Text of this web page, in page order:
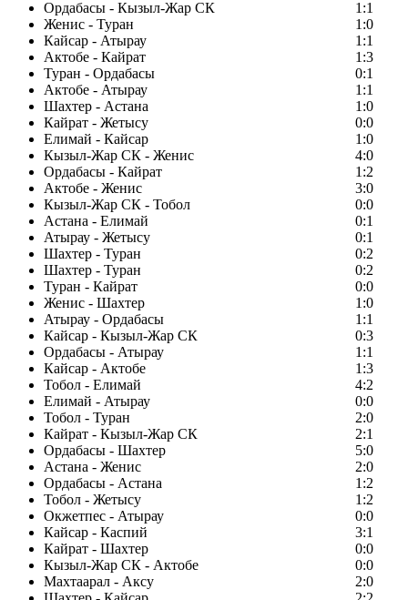
Ордабасы - Кызыл-Жар СК
1:1
Женис - Туран
1:0
Кайсар - Атырау
1:1
Актобе - Кайрат
1:3
Туран - Ордабасы
0:1
Актобе - Атырау
1:1
Шахтер - Астана
1:0
Кайрат - Жетысу
0:0
Елимай - Кайсар
1:0
Кызыл-Жар СК - Женис
4:0
Ордабасы - Кайрат
1:2
Актобе - Женис
3:0
Кызыл-Жар СК - Тобол
0:0
Астана - Елимай
0:1
Атырау - Жетысу
0:1
Шахтер - Туран
0:2
Шахтер - Туран
0:2
Туран - Кайрат
0:0
Женис - Шахтер
1:0
Атырау - Ордабасы
1:1
Кайсар - Кызыл-Жар СК
0:3
Ордабасы - Атырау
1:1
Кайсар - Актобе
1:3
Тобол - Елимай
4:2
Елимай - Атырау
0:0
Тобол - Туран
2:0
Кайрат - Кызыл-Жар СК
2:1
Ордабасы - Шахтер
5:0
Астана - Женис
2:0
Ордабасы - Астана
1:2
Тобол - Жетысу
1:2
Окжетпес - Атырау
0:0
Кайсар - Каспий
3:1
Кайрат - Шахтер
0:0
Кызыл-Жар СК - Актобе
0:0
Махтаарал - Аксу
2:0